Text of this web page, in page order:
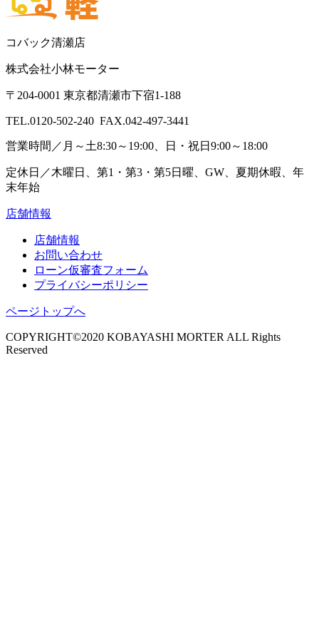
コバック清瀬店
株式会社小林モーター
〒204-0001 東京都清瀬市下宿1-188
TEL.0120-502-240 FAX.042-497-3441
営業時間／月～土8:30～19:00、日・祝日9:00～18:00
定休日／木曜日、第1・第3・第5日曜、GW、夏期休暇、年
末年始
店舗情報
店舗情報
お問い合わせ
ローン仮審査フォーム
プライバシーポリシー
ページトップへ
COPYRIGHT©2020 KOBAYASHI MORTER ALL Rights
Reserved